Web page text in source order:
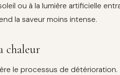
ou à la lumière artificielle
la saveur moins intense.
chaleur
le processus de détérioration.